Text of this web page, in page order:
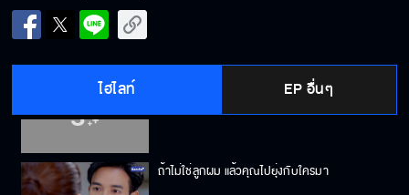
ไฮไลท์ EP อื่นๆ
มึงแอบแทงข้างหลังกู ไอ้ชาติชั่ว
ถ้าไม่ใช่ลูกผม แล้วคุณไปยุ่งกับใครมา